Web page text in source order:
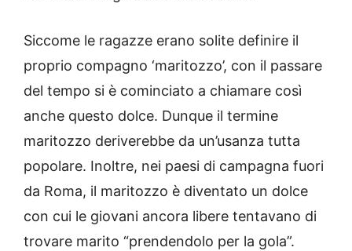
Siccome le ragazze erano solite definire il
proprio compagno ‘maritozzo’, con il passare
del tempo si è cominciato a chiamare così
anche questo dolce. Dunque il termine
maritozzo deriverebbe da un’usanza tutta
popolare. Inoltre, nei paesi di campagna fuori
da Roma, il maritozzo è diventato un dolce
con cui le giovani ancora libere tentavano di
trovare marito “prendendolo per la gola”.